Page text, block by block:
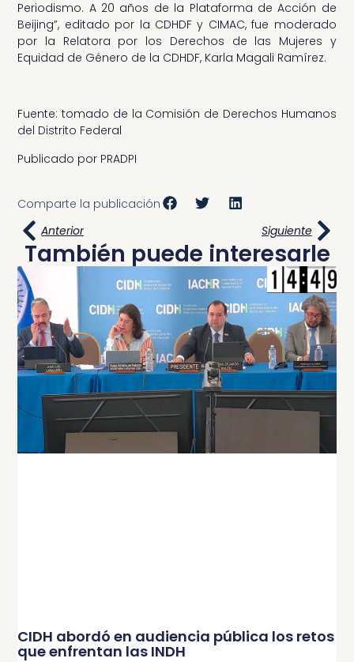
Periodismo. A 20 años de la Plataforma de Acción de
Beijing”, editado por la CDHDF y CIMAC, fue moderado
por la Relatora por los Derechos de las Mujeres y
Equidad de Género de la CDHDF, Karla Magali Ramírez.
Fuente: tomado de la Comisión de Derechos Humanos
del Distrito Federal
Publicado por PRADPI
Comparte la publicación
Anterior
Siguiente
También puede interesarle
CIDH abordó en audiencia pública los retos
que enfrentan las INDH